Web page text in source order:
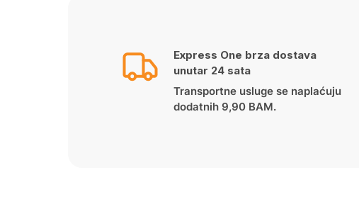
Express One brza dostava
unutar 24 sata
Transportne usluge se naplaćuju
dodatnih 9,90 BAM.